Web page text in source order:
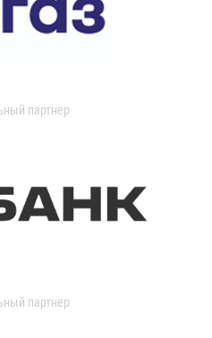
партнер
партнер